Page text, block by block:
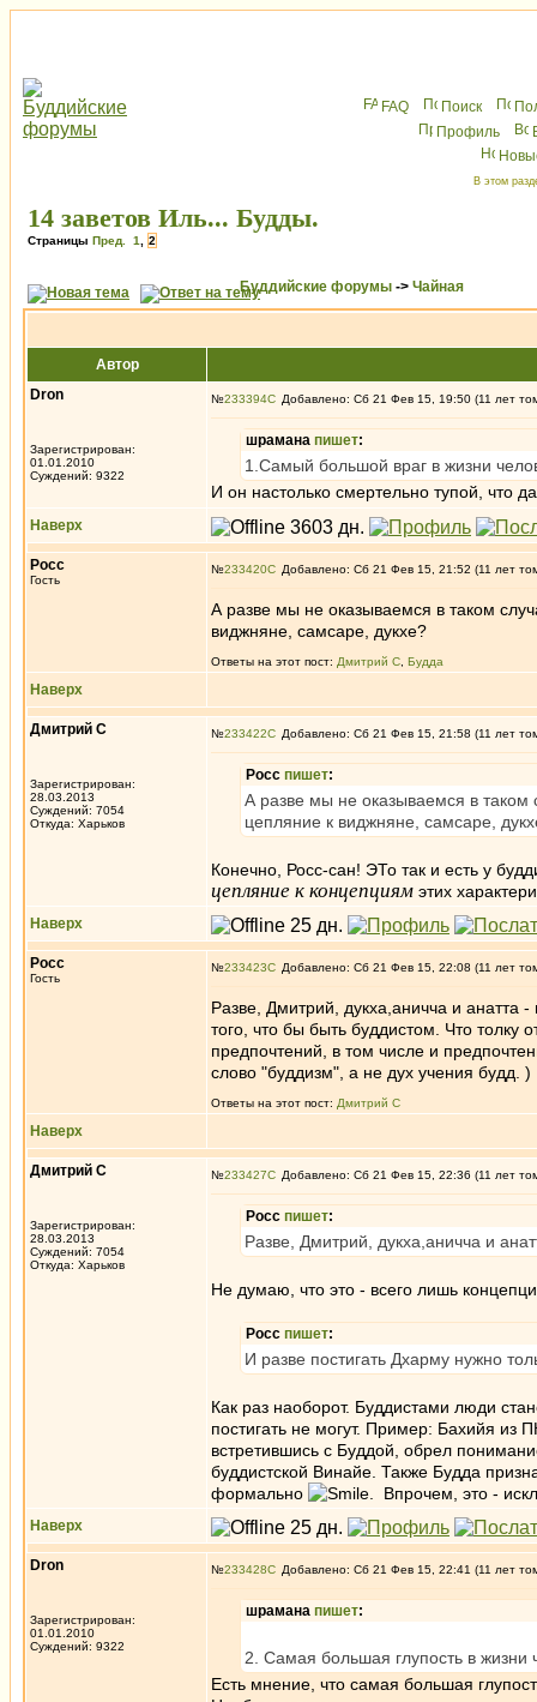
FAQ Поиск
Профиль
В этом
14 заветов Иль... Будды.
Страницы Пред. 1 2
Буддийские форумы -> Чайная
Автор
Dron
Зарегистрирован:
01.01.2010
Суждений: 9322
№233394 Добавлено: Сб 21 Фев 15, 19:50 (11 лет
шрамана пишет:
1.Самый большой враг в жизни
И он настолько смертельно тупой, что
Наверх
Росс
Гость
№233420 Добавлено: Сб 21 Фев 15, 21:52 (11 лет
А разве мы не оказываемся в таком
виджняне, самсаре, дукхе?
Ответы на этот пост: Дмитрий С Будда
Наверх
Дмитрий С
Зарегистрирован:
28.03.2013
Суждений: 7054
Откуда: Харьков
№233422 Добавлено: Сб 21 Фев 15, 21:58 (11 лет
Росс пишет:
А разве мы не оказываемся в таком
цепляние к виджняне, самсаре,
Конечно, Росс-сан! ЭТо так и есть у
цепляние к концепциям этих
Наверх
Росс
Гость
№233423 Добавлено: Сб 21 Фев 15, 22:08 (11 лет
Разве, Дмитрий, дукха,аничча и анатта
того, что бы быть буддистом. Что толку
предпочтений, в том числе и
слово "буддизм", а не дух учения будд. )
Ответы на этот пост: Дмитрий С
Наверх
Дмитрий С
Зарегистрирован:
28.03.2013
Суждений: 7054
Откуда: Харьков
№233427 Добавлено: Сб 21 Фев 15, 22:36 (11 лет
Росс пишет:
Разве, Дмитрий, дукха,аничча и
Не думаю, что это - всего лишь
Росс пишет:
И разве постигать Дхарму нужно
Как раз наоборот. Буддистами люди
постигать не могут. Пример: Бахийя
встретившись с Буддой, обрел
буддистской Винайе. Также Будда
формально
. Впрочем, это -
Наверх
Dron
Зарегистрирован:
01.01.2010
Суждений: 9322
№233428 Добавлено: Сб 21 Фев 15, 22:41 (11 лет
шрамана пишет:
2. Самая большая глупость в жизни
Есть мнение, что самая большая